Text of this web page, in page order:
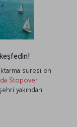
süresi en
Stopover
yakından